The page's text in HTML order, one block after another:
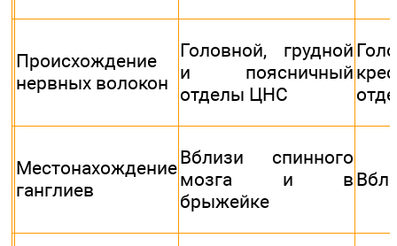
Происхождение
нервных волокон
Головной, грудной
и поясничный
отделы ЦНС
Местонахождение
ганглиев
Вблизи спинного
мозга и в
брыжейке